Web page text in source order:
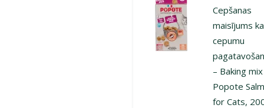
Cepšanas
maisījums
cepumu
– Baking mix
Popote
for Cats,